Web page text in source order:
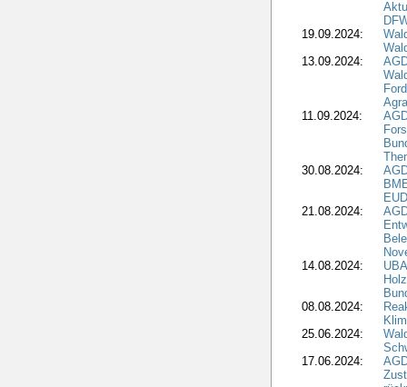
19.09.2024:
13.09.2024:
11.09.2024:
30.08.2024:
21.08.2024:
14.08.2024:
08.08.2024:
25.06.2024:
17.06.2024: